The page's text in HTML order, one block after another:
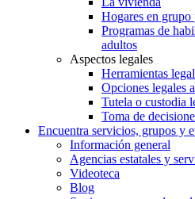
Hogares en grupo
Programas de
adultos
Aspectos legales
Herramientas
Opciones legales
Tutela o custodia
Toma de
Encuentra servicios, grupos y
Información general
Agencias estatales y
Videoteca
Blog